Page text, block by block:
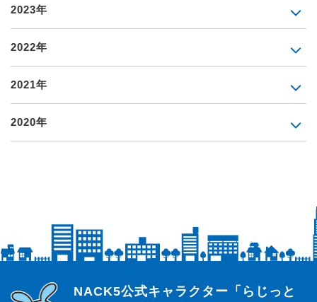
2023年
2022年
2021年
2020年
らじっと君
NACK5公式キャラクター「らじっと